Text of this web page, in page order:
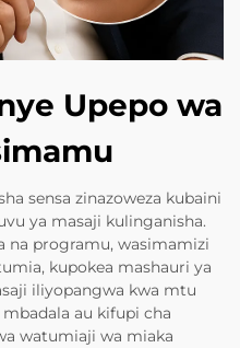
Upepo wa
sensa zinazoweza kubaini
ya masaji kulinganisha.
na programu, wasimamizi
kupokea mashauri ya
iliyopangwa kwa mtu
au kifupi cha
watumiaji wa miaka